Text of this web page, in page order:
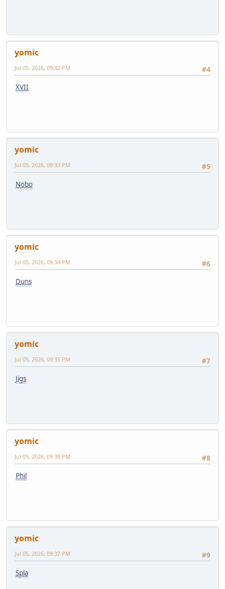
yomic
#4
Jul 05, 2026, 09:32 PM
XVII
yomic
#5
Jul 05, 2026, 09:33 PM
Nobo
yomic
#6
Jul 05, 2026, 09:34 PM
Duns
yomic
#7
Jul 05, 2026, 09:35 PM
Jigs
yomic
#8
Jul 05, 2026, 09:36 PM
Phil
yomic
#9
Jul 05, 2026, 09:37 PM
Spla